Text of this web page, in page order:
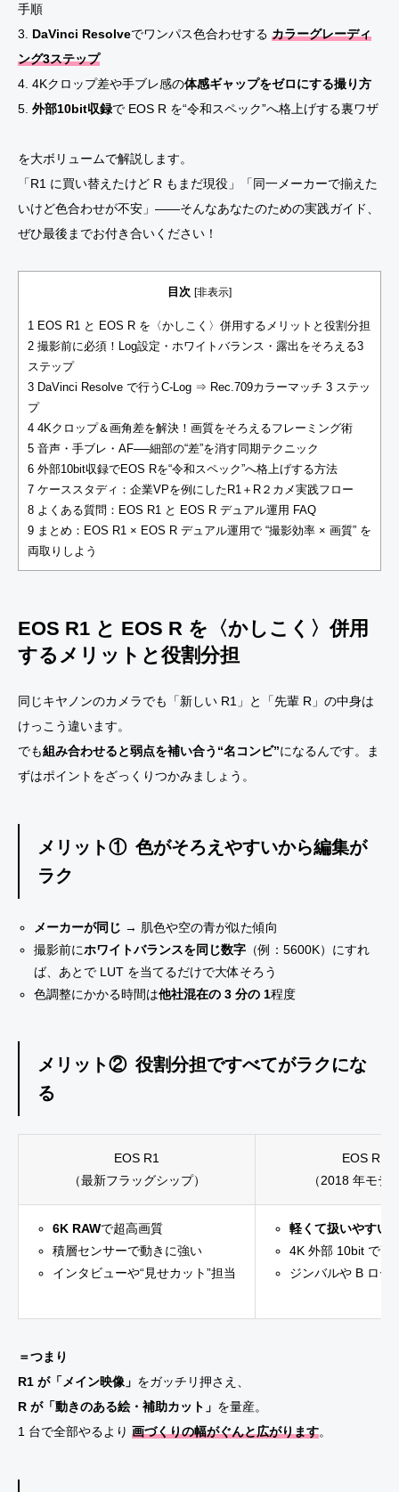
手順
3. DaVinci Resolveでワンパス色合わせする カラーグレーディ
ング3ステップ
4. 4Kクロップ差や手ブレ感の体感ギャップをゼロにする撮り方
5. 外部10bit収録で EOS R を“令和スペック”へ格上げする裏ワザ
を大ボリュームで解説します。
「R1 に買い替えたけど R もまだ現役」「同一メーカーで揃えた
いけど色合わせが不安」——そんなあなたのための実践ガイド、
ぜひ最後までお付き合いください！
目次 [非表示]
1 EOS R1 と EOS R を〈かしこく〉併用するメリットと役割分担
2 撮影前に必須！Log設定・ホワイトバランス・露出をそろえる3
ステップ
3 DaVinci Resolve で行うC-Log ⇒ Rec.709カラーマッチ 3 ステッ
プ
4 4Kクロップ＆画角差を解決！画質をそろえるフレーミング術
5 音声・手ブレ・AF──細部の“差”を消す同期テクニック
6 外部10bit収録でEOS Rを“令和スペック”へ格上げする方法
7 ケーススタディ：企業VPを例にしたR1＋R２カメ実践フロー
8 よくある質問：EOS R1 と EOS R デュアル運用 FAQ
9 まとめ：EOS R1 × EOS R デュアル運用で “撮影効率 × 画質” を
両取りしよう
EOS R1 と EOS R を〈かしこく〉併用
するメリットと役割分担
同じキヤノンのカメラでも「新しい R1」と「先輩 R」の中身は
けっこう違います。
でも組み合わせると弱点を補い合う“名コンビ”になるんです。ま
ずはポイントをざっくりつかみましょう。
メリット① 色がそろえやすいから編集が
ラク
メーカーが同じ → 肌色や空の青が似た傾向
撮影前にホワイトバランスを同じ数字 （例：5600K）にすれ
ば、あとで LUT を当てるだけで大体そろう
色調整にかかる時間は他社混在の 3 分の 1程度
メリット② 役割分担ですべてがラクにな
る
EOS R1
（最新フラッグシップ）
EOS R
（2018 年モデ
6K RAWで超高画質
積層センサーで動きに強い
インタビューや“見せカット”担当
軽くて扱いやすい
4K 外部 10bit で高
ジンバルや B ロー
＝つまり
R1 が「メイン映像」 をガッチリ押さえ、
R が「動きのある絵・補助カット」 を量産。
1 台で全部やるより 画づくりの幅がぐんと広がります。